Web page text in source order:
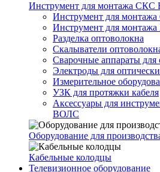
Инструмент для монтажа
Инструмент для
Инструмент для
Разделка оптоволокна
Скалыватели
Сварочные аппараты для
Электроды для
Измерительное
УЗК для протяжки кабеля
Аксессуары для
ВОЛС
Оборудование для
Кабельные колодцы
Телевизионное оборудование